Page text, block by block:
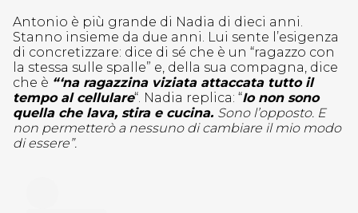
Antonio è più grande di Nadia di dieci anni.
Stanno insieme da due anni. Lui sente l’esigenza
di concretizzare: dice di sé che è un “ragazzo con
la stessa sulle spalle” e, della sua compagna, dice
che è “‘na ragazzina viziata attaccata tutto il
tempo al cellulare“. Nadia replica: “Io non sono
quella che lava, stira e cucina. Sono l’opposto. E
non permetterò a nessuno di cambiare il mio modo
di essere”.